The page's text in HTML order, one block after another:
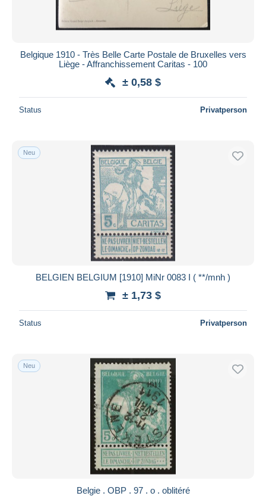
Alle Laufzeiten
Endet in
Preis
Kostenloser Versand
Zahlungsmethoden
PayPal
Banküberweisung
Mastercard
Bancontact
Wohnsitz des Verkäufers
Übernehmen
Belgique 1910 - Très Belle Carte Postale de Bruxelles vers
Liège - Affranchissement Caritas - 100
± 0,58 $
Status Privatperson
Neu
BELGIEN BELGIUM [1910] MiNr 0083 I ( **/mnh )
± 1,73 $
Status Privatperson
Neu
Belgie . OBP . 97 . o . oblitéré